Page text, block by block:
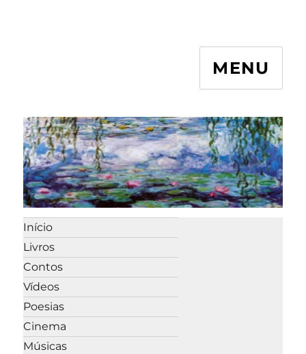
MENU
Início
Livros
Contos
Vídeos
Poesias
Cinema
Músicas